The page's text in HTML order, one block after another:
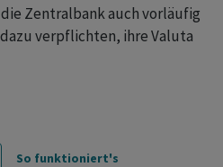
Zentralbank auch vorläufig
verpflichten, ihre Valuta
So funktioniert's